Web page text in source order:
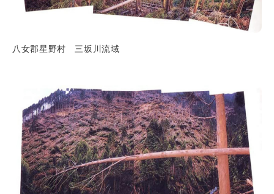
八女郡星野村 三坂川流域